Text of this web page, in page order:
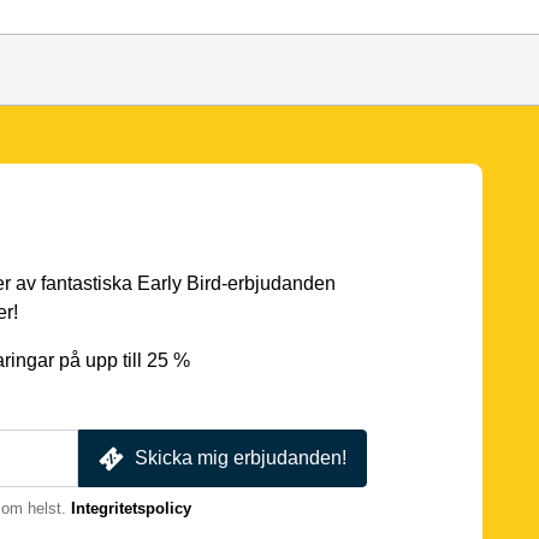
av fantastiska Early Bird-erbjudanden
på upp till 25 %
Skicka mig erbjudanden!
helst. Integritetspolicy